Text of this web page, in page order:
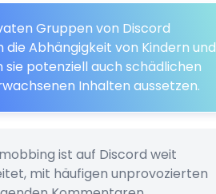
Gruppen von Discord
die Abhängigkeit von Kindern und
sie potenziell auch schädlichen
Inhalten aussetzen.
ist auf Discord weit
mit häufigen unprovozierten